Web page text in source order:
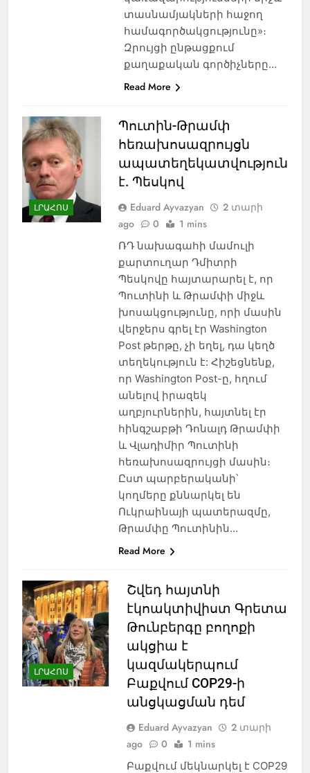
տասնամյակների հաջող
համագործակցությունը»։
Զրույցի ընթացքում
քաղաքական գործիչները…
Read More
ԼՐԱՀՈՍ
Պուտին-Թրամփ
հեռախոսազրույցն
ապատեղեկատվություն
է. Պեսկով
Eduard Ayvazyan
2 տարի
ago
0 1 mins
ՌԴ նախագահի մամուլի
քարտուղար Դմիտրի
Պեսկովը հայտարարել է, որ
Պուտինի և Թրամփի միջև
խոսակցությունը, որի մասին
վերջերս գրել էր Washington
Post թերթը, չի եղել, դա կեղծ
տեղեկություն է: Հիշեցնենք,
որ Washington Post-ը, հղում
անելով իրազեկ
աղբյուրներին, հայտնել էր
հինգշաբթի Դոնալդ Թրամփի
և Վլադիմիր Պուտինի
հեռախոսազրույցի մասին։
Ըստ պարբերականի՝
կողմերը քննարկել են
Ուկրաինայի պատերազմը,
Թրամփը Պուտինին…
Read More
ԼՐԱՀՈՍ
Շվեդ հայտնի
էկոակտիվիստ Գրետա
Թունբերգը բողոքի
ակցիա է
կազմակերպում
Բաքվում COP29-ի
անցկացման դեմ
Eduard Ayvazyan
2 տարի
ago
0 1 mins
Բաքվում մեկնարկել է COP29